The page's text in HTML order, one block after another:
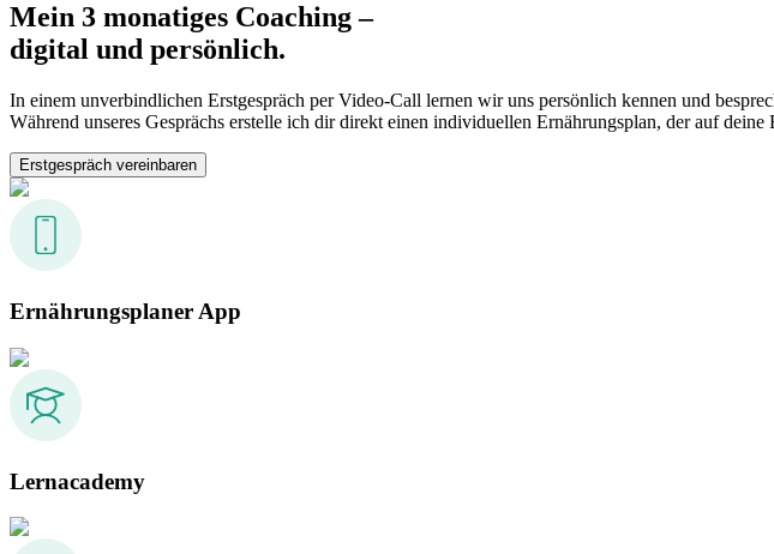
Mein 3 monatiges Coaching –
digital und persönlich.
In einem unverbindlichen Erstgespräch per Video-Call lernen wir uns persönlich kennen und
Während unseres Gesprächs erstelle ich dir direkt einen individuellen Ernährungsplan, der auf
Erstgespräch vereinbaren
Ernährungsplaner App
Lernacademy